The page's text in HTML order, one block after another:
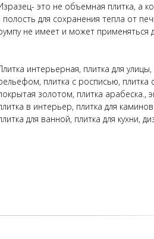
это не объемная плитка, а
полость для сохранения тепла от
не имеет и может применяться
интерьерная, плитка для
плитка с росписью,
золотом, плитка арабеска.,
в интерьер, плитка для
для ванной, плитка для кухни,